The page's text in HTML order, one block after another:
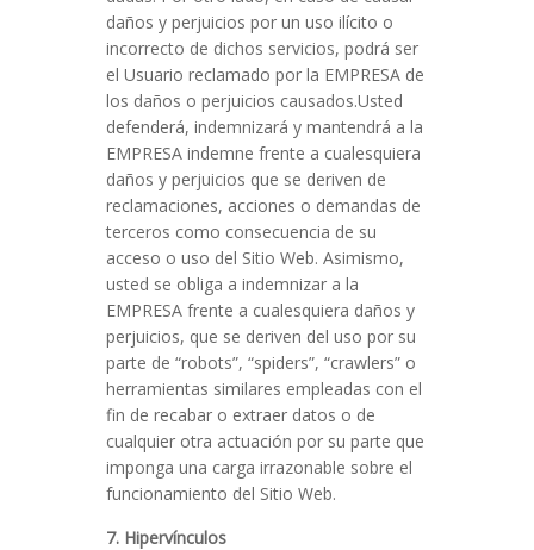
daños y perjuicios por un uso ilícito o
incorrecto de dichos servicios, podrá ser
el Usuario reclamado por la EMPRESA de
los daños o perjuicios causados.Usted
defenderá, indemnizará y mantendrá a la
EMPRESA indemne frente a cualesquiera
daños y perjuicios que se deriven de
reclamaciones, acciones o demandas de
terceros como consecuencia de su
acceso o uso del Sitio Web. Asimismo,
usted se obliga a indemnizar a la
EMPRESA frente a cualesquiera daños y
perjuicios, que se deriven del uso por su
parte de “robots”, “spiders”, “crawlers” o
herramientas similares empleadas con el
fin de recabar o extraer datos o de
cualquier otra actuación por su parte que
imponga una carga irrazonable sobre el
funcionamiento del Sitio Web.
7. Hipervínculos